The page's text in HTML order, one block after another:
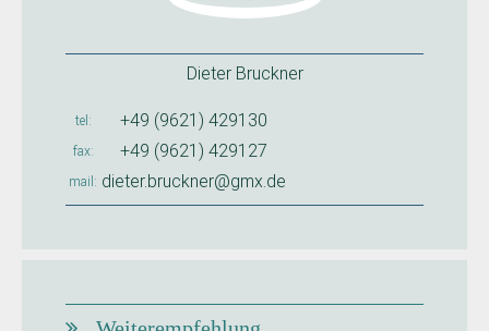
Dieter Bruckner
tel +49 (9621) 429130
fax +49 (9621) 429127
mail dieter.bruckner@gmx.de